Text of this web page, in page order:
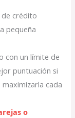
de crédito
pequeña
con un límite de
puntuación si
cada
o